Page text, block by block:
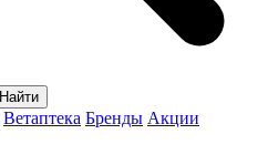
Найти
Ветаптека Бренды Акции